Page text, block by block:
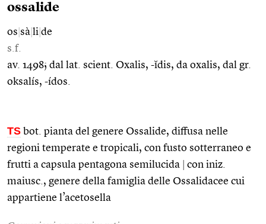
ossalide
os sà li de
s.f.
av. 1498; dal lat. scient. Oxalis, -ĭdis, da oxalis, dal gr.
oksalís, -ídos.
TS bot. pianta del genere Ossalide, diffusa nelle
regioni temperate e tropicali, con fusto sotterraneo e
frutti a capsula pentagona semilucida
con iniz.
maiusc., genere della famiglia delle Ossalidacee cui
appartiene l’acetosella